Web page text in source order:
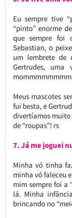
Eu sempre tive
“pinto” enorme
que sempre foi
Sebastian, o
um lembrete
Gertrudes,
Meus mascotes
fui besta, e
divertíamos muito
de “roupas”! rs
7. Já me joguei
Minha vó tinha
minha vó faleceu
mim sempre foi a
lá. Minha
brincando no